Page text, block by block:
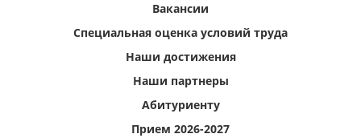
Вакансии
Специальная оценка условий труда
Наши достижения
Наши партнеры
Абитуриенту
Прием 2026-2027